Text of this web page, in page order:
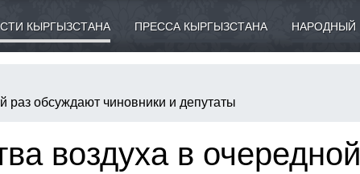
КЫРГЫЗСТАНА ПРЕССА КЫРГЫЗСТАНА НАРОДНЫЙ
раз обсуждают чиновники и депутаты
воздуха в очередной